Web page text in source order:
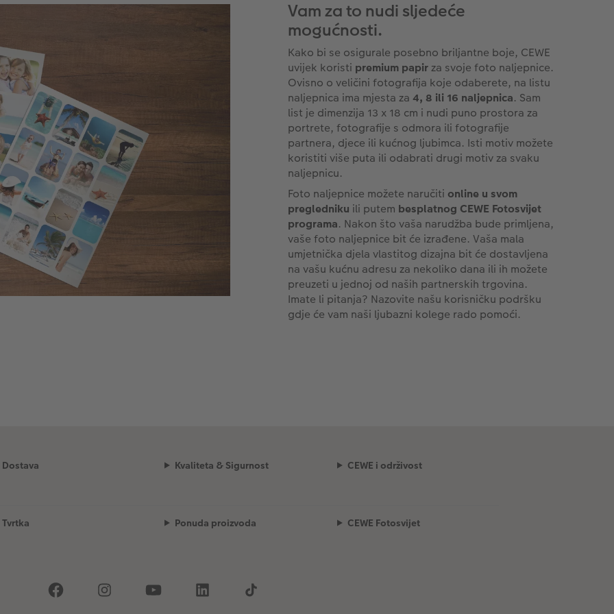
Vam za to nudi sljedeće
mogućnosti.
Kako bi se osigurale posebno briljantne boje, CEWE
uvijek koristi premium papirza svoje foto naljepnice.
Ovisno o veličini fotografija koje odaberete, na listu
naljepnica ima mjesta za 4, 8 ili 16 naljepnica. Sam
list je dimenzija 13 x 18 cm i nudi puno prostora za
portrete, fotografije s odmora ili fotografije
partnera, djece ili kućnog ljubimca. Isti motiv možete
koristiti više puta ili odabrati drugi motiv za svaku
naljepnicu.
Foto naljepnice možete naručiti online u svom
pregledniku ili putem besplatnog CEWE Fotosvijet
programa. Nakon što vaša narudžba bude primljena,
vaše foto naljepnice bit će izrađene. Vaša mala
umjetnička djela vlastitog dizajna bit će dostavljena
na vašu kućnu adresu za nekoliko dana ili ih možete
preuzeti u jednoj od naših partnerskih trgovina.
Imate li pitanja? Nazovite našu korisničku podršku
gdje će vam naši ljubazni kolege rado pomoći.
Dostava Kvaliteta & Sigurnost CEWE i održivost
Tvrtka Ponuda proizvoda CEWE Fotosvijet